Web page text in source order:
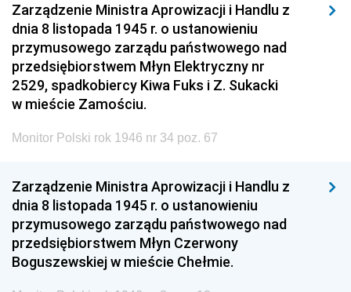
Zarządzenie Ministra Aprowizacji i Handlu z
dnia 8 listopada 1945 r. o ustanowieniu
przymusowego zarządu państwowego nad
przedsiębiorstwem Młyn Elektryczny nr
2529, spadkobiercy Kiwa Fuks i Z. Sukacki
w mieście Zamościu.
Monitor Polski rok 1946 nr 34 poz. 67
Zarządzenie Ministra Aprowizacji i Handlu z
dnia 8 listopada 1945 r. o ustanowieniu
przymusowego zarządu państwowego nad
przedsiębiorstwem Młyn Czerwony
Boguszewskiej w mieście Chełmie.